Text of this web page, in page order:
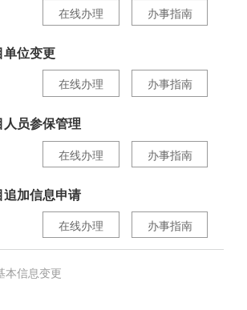
办事指南
在线办理
位变更
办事指南
在线办理
员参保管理
办事指南
在线办理
加信息申请
办事指南
在线办理
本信息变更